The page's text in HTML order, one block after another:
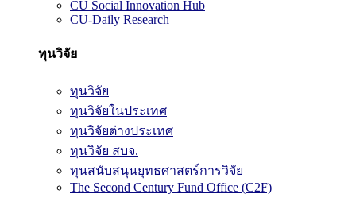
CU Social Innovation Hub
CU-Daily Research
ทุนวิจัย
ทุนวิจัย
ทุนวิจัยในประเทศ
ทุนวิจัยต่างประเทศ
ทุนวิจัย สบจ.
ทุนสนับสนุนยุทธศาสตร์การวิจัย
The Second Century Fund Office (C2F)